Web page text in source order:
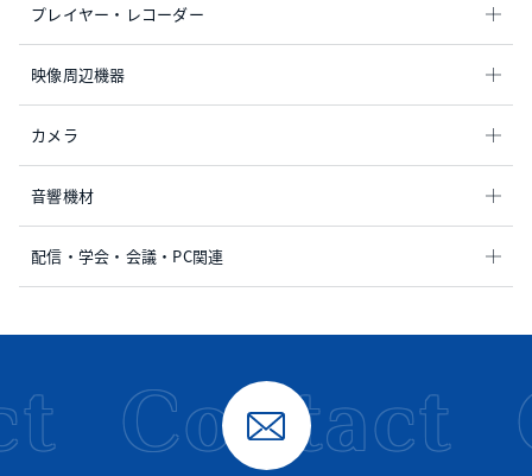
プレイヤー・レコーダー
映像周辺機器
カメラ
音響機材
配信・学会・会議・PC関連
Contact